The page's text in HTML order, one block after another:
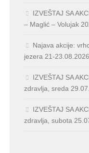
IZVEŠTAJ SA
– Maglić – Volujak
Najava akcije:
jezera 21-23.08.2026
IZVEŠTAJ SA
zdravlja, sreda
IZVEŠTAJ SA
zdravlja, subota